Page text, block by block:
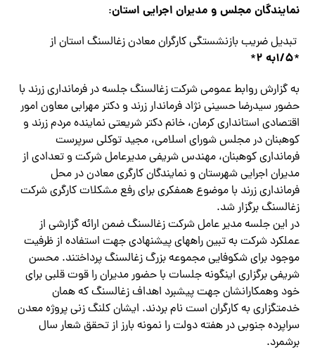
نمایندگان مجلس و مدیران اجرایی استان:
تبدیل ضریب بازنشستگی کارگران معادن زغالسنگ استان از
*۱/۵به ۲
*
به گزارش روابط عمومی شرکت زغالسنگ جلسه در فرمانداری زرند با
حضور سیدرضا حسینی نژاد فرماندار زرند و دکتر مهرابی معاون امور
اقتصادی استانداری کرمان، خانم دکتر شریعتی نماینده مردم زرند و
کوهبنان در مجلس شورای اسلامی، مجید توکلی سرپرست
فرمانداری کوهبنان، مهندس شریفی مدیرعامل شرکت و تعدادی از
مدیران اجرایی شهرستان و نمایندگان کارگری معادن در محل
فرمانداری زرند با موضوع همفکری برای رفع مشکلات کارگری شرکت
زغالسنگ برگزار شد.
در اين جلسه مدير عامل شركت زغالسنگ ضمن ارائه گزارشي از
عملكرد شركت به تبين راههاي پيشنهادي جهت استفاده از ظرفيت
موجود براي شكوفايي مجموعه بزرگ زغالسنگ پرداختند. محسن
شریفی برگزاري اينگونه جلسات با حضور مديران را قوت قلبي براي
خود وهمكارانشان جهت پيشبرد اهداف زغالسنگ كه همان
خدمتگزاري به كارگران است نام بردند. ایشان كلنگ زني پروژه معدن
سراپرده جنوبي در هفته دولت را نمونه بارز از تحقق شعار سال
برشمرد.